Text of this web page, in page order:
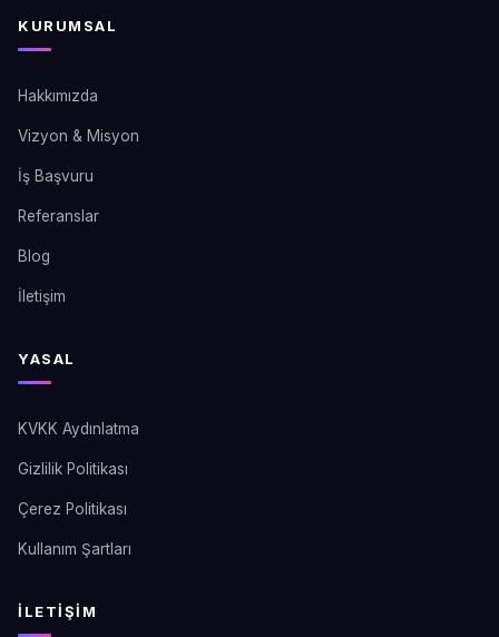
KURUMSAL
Hakkımızda
Vizyon & Misyon
İş Başvuru
Referanslar
Blog
İletişim
YASAL
KVKK Aydınlatma
Gizlilik Politikası
Çerez Politikası
Kullanım Şartları
İLETIŞIM